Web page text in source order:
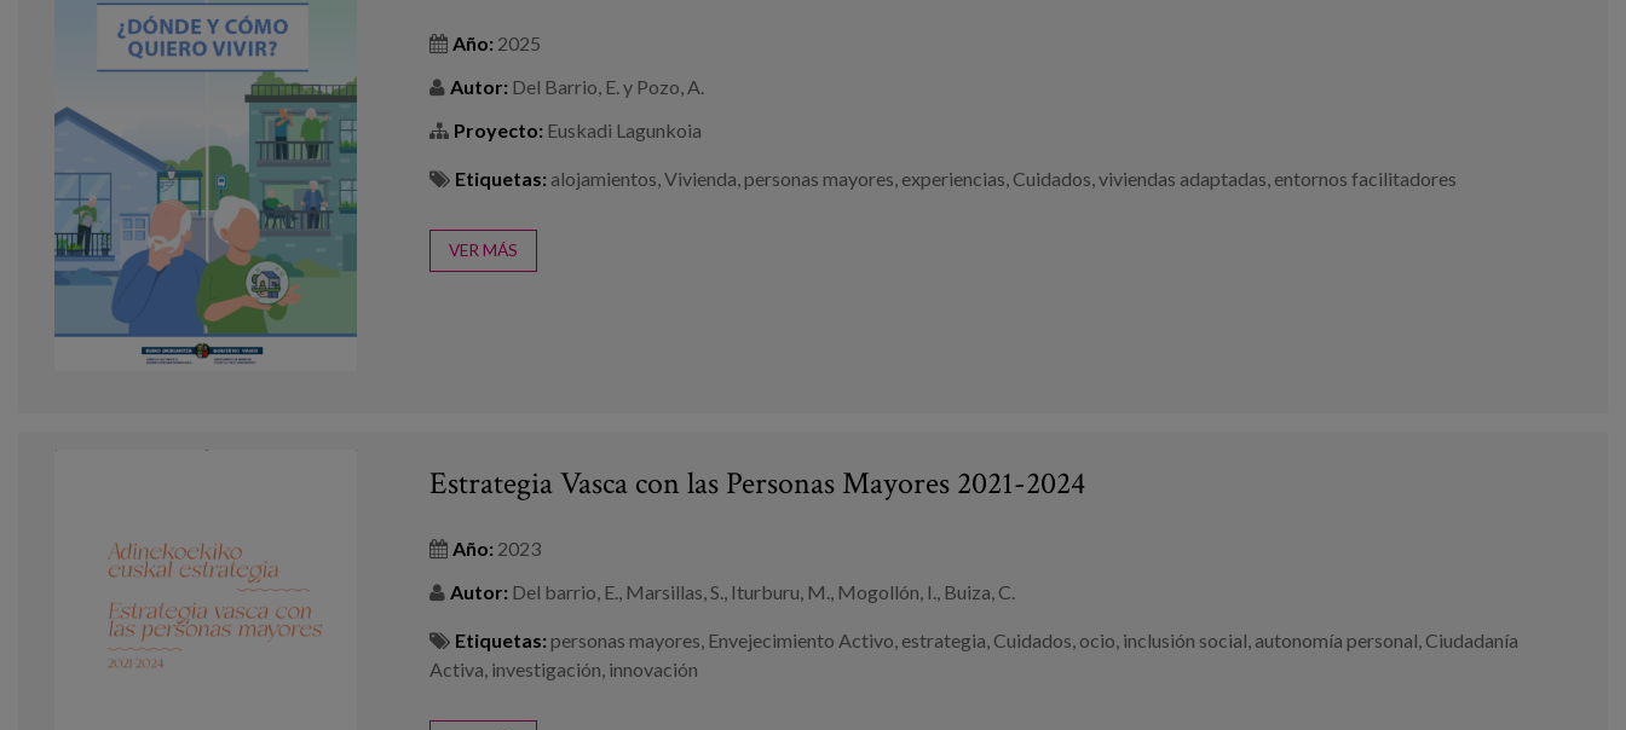
Año: 2025
Autor: Del Barrio, E. y Pozo, A.
Proyecto: Euskadi Lagunkoia
Etiquetas: alojamientos Vivienda personas mayores experiencias Cuidados viviendas adaptadas entornos facilitadores
VER MÁS
Estrategia Vasca con las Personas Mayores 2021-2024
Año: 2023
Autor: Del barrio, E., Marsillas, S., Iturburu, M., Mogollón, I., Buiza, C.
Etiquetas: personas mayores, Envejecimiento Activo, estrategia, Cuidados, ocio, inclusión social, autonomía personal, Ciudadanía
Activa, investigación, innovación